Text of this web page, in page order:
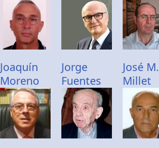
Joaquín
Moreno
Jorge
Fuentes
José M.
Millet